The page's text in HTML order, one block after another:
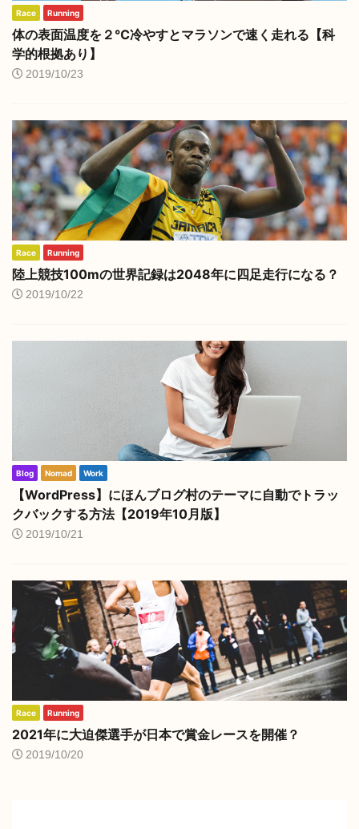
Race Running
体の表面温度を２℃冷やすとマラソンで速く走れる【科
学的根拠あり】
2019/10/23
Race Running
陸上競技100mの世界記録は2048年に四足走行になる？
2019/10/22
Blog Nomad Work
【WordPress】にほんブログ村のテーマに自動でトラッ
クバックする方法【2019年10月版】
2019/10/21
Race Running
2021年に大迫傑選手が日本で賞金レースを開催？
2019/10/20